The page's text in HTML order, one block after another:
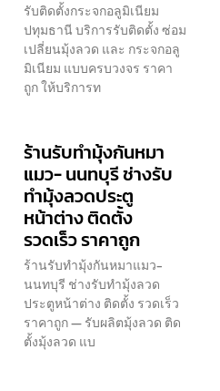
รับติดตั้งกระจกอลูมิเนียม
ปทุมธานี บริการรับติดตั้ง ซ่อม
เปลี่ยนมุ้งลวด และ กระจกอลู
มิเนียม แบบครบวงจร ราคา
ถูก ให้บริการท
ร้านรับทำมุ้งกันหมา
แมว- นนทบุรี ช่างรับ
ทำมุ้งลวดประตู
หน้าต่าง ติดตั้ง
รวดเร็ว ราคาถูก
ร้านรับทำมุ้งกันหมาแมว-
นนทบุรี ช่างรับทำมุ้งลวด
ประตูหน้าต่าง ติดตั้ง รวดเร็ว
ราคาถูก — รับผลิตมุ้งลวด ติด
ตั้งมุ้งลวด แบ